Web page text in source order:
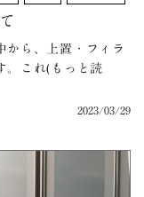
から、上置・フィラ
。これ(もっと読
2023/03/29